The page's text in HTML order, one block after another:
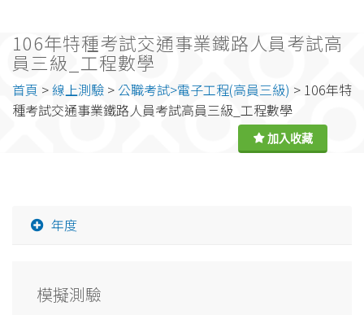
106年特種考試交通事業鐵路人員考試高
員三級_工程數學
首頁 >線上測驗 > 公職考試>電子工程(高員三級) > 106年特
種考試交通事業鐵路人員考試高員三級_工程數學
年度
模擬測驗